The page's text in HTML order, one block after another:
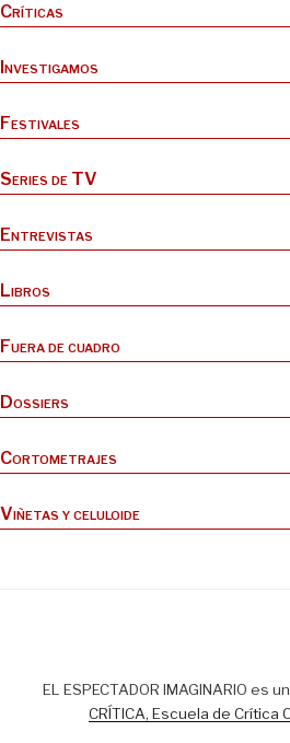
Críticas
Investigamos
Festivales
Series de TV
Entrevistas
Libros
Fuera de cuadro
Dossiers
Cortometrajes
Viñetas y celuloide
EL ESPECTADOR IMAGINARIO es
CRÍTICA, Escuela de Crítica